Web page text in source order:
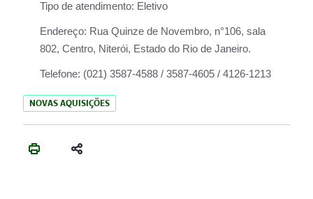
Tipo de atendimento: Eletivo
Endereço: Rua Quinze de Novembro, n°106, sala
802, Centro, Niterói, Estado do Rio de Janeiro.
Telefone: (021) 3587-4588 / 3587-4605 / 4126-1213
NOVAS AQUISIÇÕES